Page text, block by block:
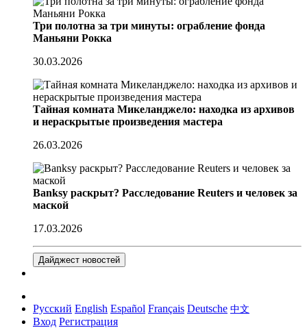
Три полотна за три минуты: ограбление фонда
Маньяни Рокка
30.03.2026
Тайная комната Микеланджело: находка из архивов
и нераскрытые произведения мастера
26.03.2026
Banksy раскрыт? Расследование Reuters и человек за
маской
17.03.2026
Дайджест новостей
Русский English Español Français Deutsche 中文
Вход Регистрация